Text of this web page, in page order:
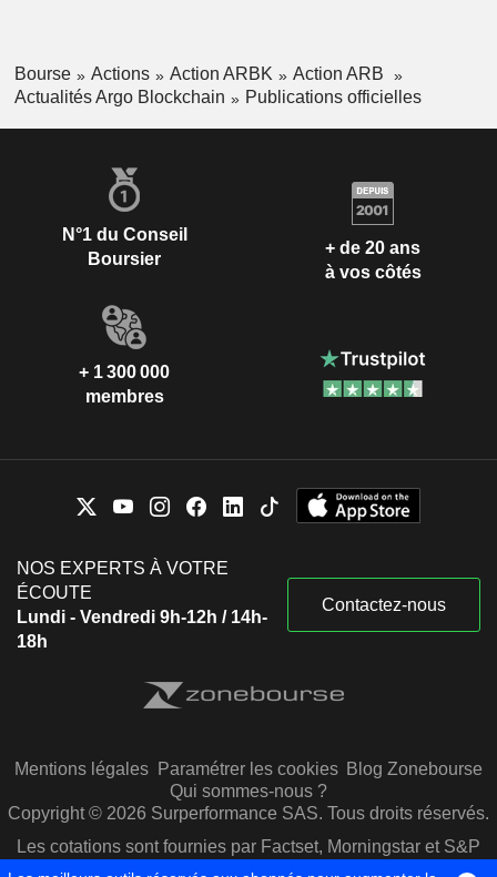
Bourse Actions Action ARBK
Action ARB
Actualités Argo Blockchain
Publications officielles
N°1 du Conseil
Boursier
+ de 20 ans
à vos côtés
+ 1 300 000
membres
NOS EXPERTS À VOTRE
ÉCOUTE
Lundi - Vendredi 9h-12h / 14h-
18h
Contactez-nous
Mentions légales Paramétrer les cookies Blog Zonebourse
Qui sommes-nous ?
Copyright © 2026 Surperformance SAS. Tous droits réservés.
Les cotations sont fournies par Factset, Morningstar et S&P
Capital IQ